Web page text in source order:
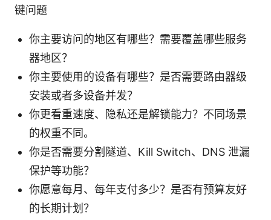
键问题
你主要访问的地区有哪些？需要覆盖哪些服务
器地区？
你主要使用的设备有哪些？是否需要路由器级
安装或者多设备并发？
你更看重速度、隐私还是解锁能力？不同场景
的权重不同。
你是否需要分割隧道、Kill Switch、DNS 泄漏
保护等功能？
你愿意每月、每年支付多少？是否有预算友好
的长期计划？